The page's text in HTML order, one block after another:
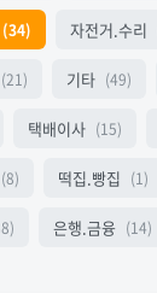
(34) 자전거.수리
(21) 기타 (49)
택배이사 (15)
(8) 떡집.빵집 (1)
은행.금융 (14)